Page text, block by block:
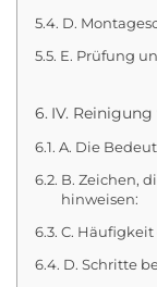
D.
E. Prüfung
IV.
A. Die
B. Zeichen,
hinweisen:
C.
D. Schritte